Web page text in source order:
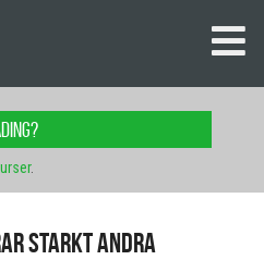
.
starkt andra